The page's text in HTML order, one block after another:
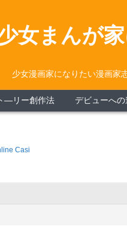
女まんが
少女漫画家になりたい漫画家
―リー創作法 デビューへの
Casi